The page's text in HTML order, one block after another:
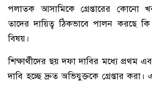
পলাতক আসামিকে গ্রেপ্তারের কোনো
তাদের দায়িত্ব ঠিকভাবে পালন করছে কি
বিষয়।
শিক্ষার্থীদের ছয় দফা দাবির মধ্যে প্রথম
দাবি হচ্ছে দ্রুত অভিযুক্তকে গ্রেপ্তার করা।